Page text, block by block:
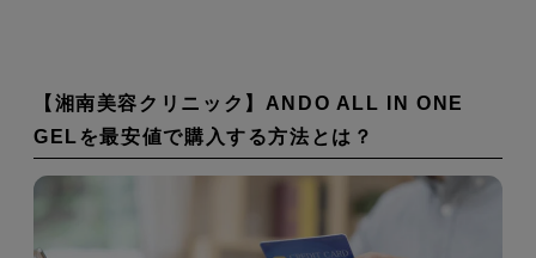
【湘南美容クリニック】ANDO ALL IN ONE
GELを最安値で購入する方法とは？